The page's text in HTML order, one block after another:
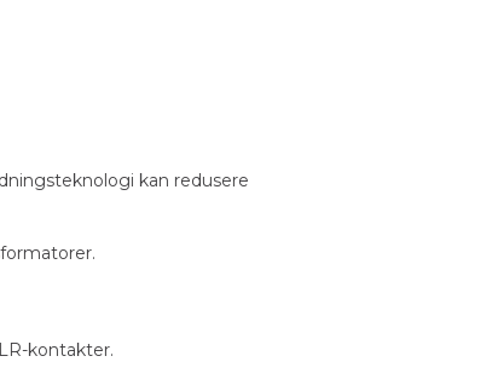
kan redusere
kontakter.